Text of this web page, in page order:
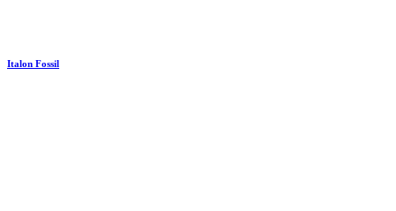
Italon Fossil